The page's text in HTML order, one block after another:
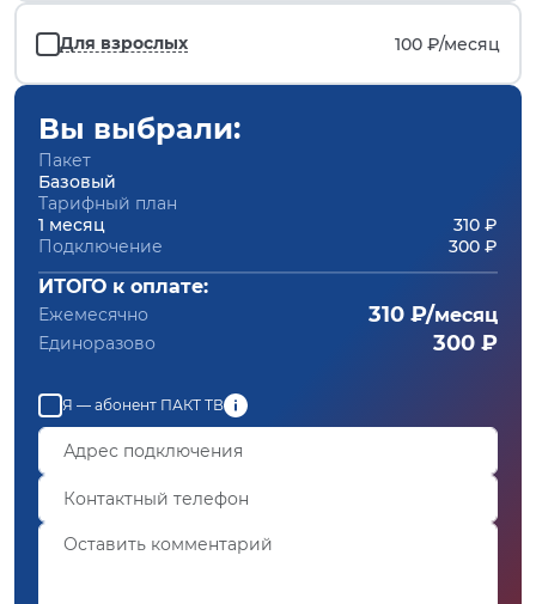
Для взрослых 100 ₽/месяц
Вы выбрали:
Пакет
Базовый
Тарифный план
1 месяц
310 ₽
Подключение
300 ₽
ИТОГО к оплате:
Ежемесячно 310 ₽/месяц
Единоразово 300 ₽
Я — абонент ПАКТ ТВ